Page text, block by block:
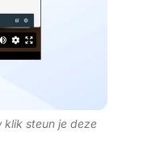
steun je deze